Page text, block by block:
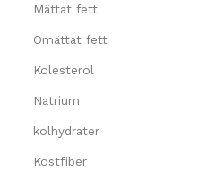
Mättat fett
Omättat fett
Kolesterol
Natrium
kolhydrater
Kostfiber